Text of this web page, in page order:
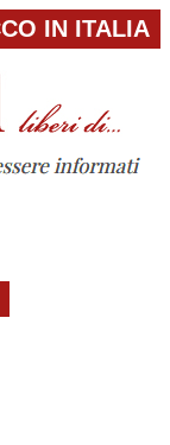
IN ITALIA